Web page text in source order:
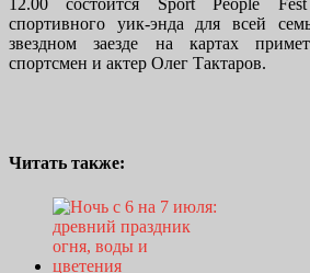
12.00 состоится Sport People
спортивного уик-энда для всей
звездном заезде на картах
спортсмен и актер Олег Тактаров.
Читать также: